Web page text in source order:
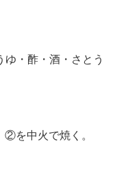
・酢・酒・さとう
を中火で焼く。